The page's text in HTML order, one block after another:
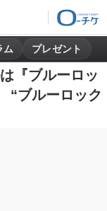
ム プレゼント
『ブルーロッ
“ブルーロック